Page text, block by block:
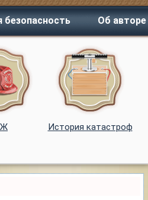
безопасность Об авторе
История катастроф